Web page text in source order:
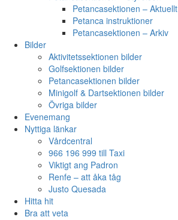
Petancasektionen – Aktuellt
Petanca instruktioner
Petancasektionen – Arkiv
Bilder
Aktivitetssektionen bilder
Golfsektionen bilder
Petancasektionen bilder
Minigolf & Dartsektionen bilder
Övriga bilder
Evenemang
Nyttiga länkar
Vårdcentral
966 196 999 till Taxi
Viktigt ang Padron
Renfe – att åka tåg
Justo Quesada
Hitta hit
Bra att veta